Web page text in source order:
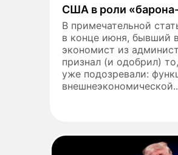
США в роли
В примечательной
в конце июня, бывший
экономист из
признал (и одобрил)
уже подозревали: